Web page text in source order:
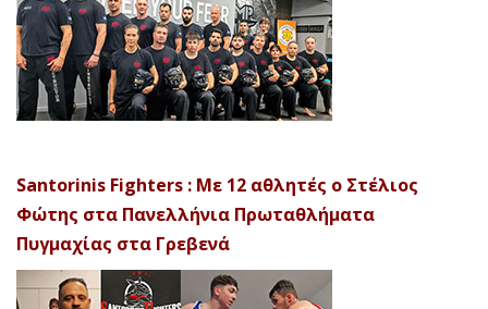
Santorinis Fighters : Με 12 αθλητές ο Στέλιος
Φώτης στα Πανελλήνια Πρωταθλήματα
Πυγμαχίας στα Γρεβενά